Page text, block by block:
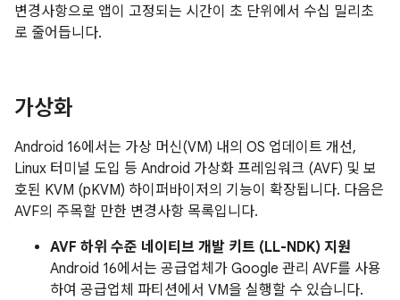
변경사항으로 앱이 고정되는 시간이 초 단위에서 수십 밀리초
로 줄어듭니다.
가상화
Android 16에서는 가상 머신(VM) 내의 OS 업데이트 개선,
Linux 터미널 도입 등 Android 가상화 프레임워크 (AVF) 및 보
호된 KVM (pKVM) 하이퍼바이저의 기능이 확장됩니다. 다음은
AVF의 주목할 만한 변경사항 목록입니다.
AVF 하위 수준 네이티브 개발 키트 (LL-NDK) 지원
Android 16에서는 공급업체가 Google 관리 AVF를 사용
하여 공급업체 파티션에서 VM을 실행할 수 있습니다.